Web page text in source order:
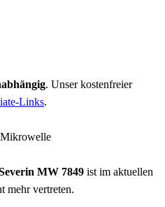
. Unser kostenfreier
Links.
MW 7849 ist im aktuellen
mehr vertreten.